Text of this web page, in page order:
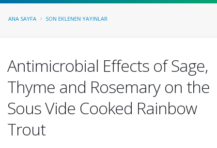
ANA SAYFA SON EKLENEN YAYINLAR
Antimicrobial Effects of Sage,
Thyme and Rosemary on the
Sous Vide Cooked Rainbow
Trout